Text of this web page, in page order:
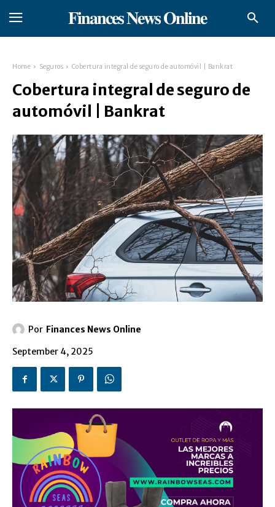
𝐅𝐢𝐧𝐚𝐧𝐜𝐞𝐬 𝐍𝐞𝐰𝐬 𝐎𝐧𝐥𝐢𝐧𝐞
Home Seguros Cobertura integral de seguro de automóvil | Bankrat
Cobertura integral de seguro de
automóvil | Bankrat
Por Finances News Online
September 4, 2025